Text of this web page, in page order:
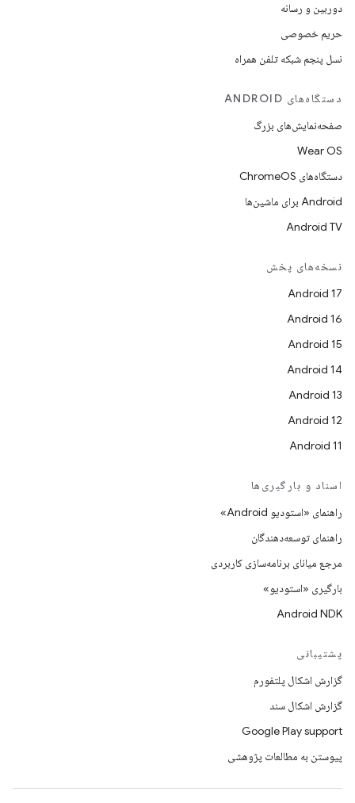
دوربین و رسانه
حریم خصوصی
نسل پنجم شبکه تلفن همراه
دستگاه‌های ANDROID
صفحه‌نمایش‌های بزرگ
Wear OS
دستگاه‌های ChromeOS
Android برای ماشین‌ها
Android TV
نسخه‌های پخش
Android 17
Android 16
Android 15
Android 14
Android 13
Android 12
Android 11
اسناد و بارگیری‌ها
راهنمای «استودیو Android»
راهنمای توسعه‌دهندگان
مرجع میانای برنامه‌سازی کاربردی
بارگیری «استودیو»
Android NDK
پشتیبانی
گزارش اشکال پلتفورم
گزارش اشکال سند
Google Play support
پیوستن به مطالعات پژوهشی